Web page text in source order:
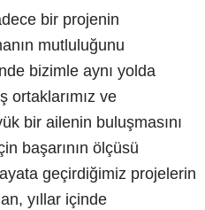
bir projenin
mutluluğunu
bizimle aynı yolda
ortaklarımız ve
bir ailenin buluşmasını
başarının ölçüsü
geçirdiğimiz projelerin
yıllar içinde